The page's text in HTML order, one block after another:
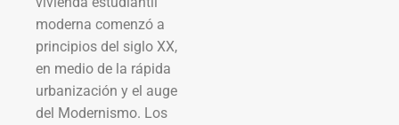
moderna comenzó a
principios del siglo XX,
en medio de la rápida
urbanización y el auge
del Modernismo. Los